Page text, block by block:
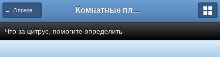
← Определение сортов цитрусовых и других экзотов Комнатные плодовые экзоты
Что за цитрус, помогите определить